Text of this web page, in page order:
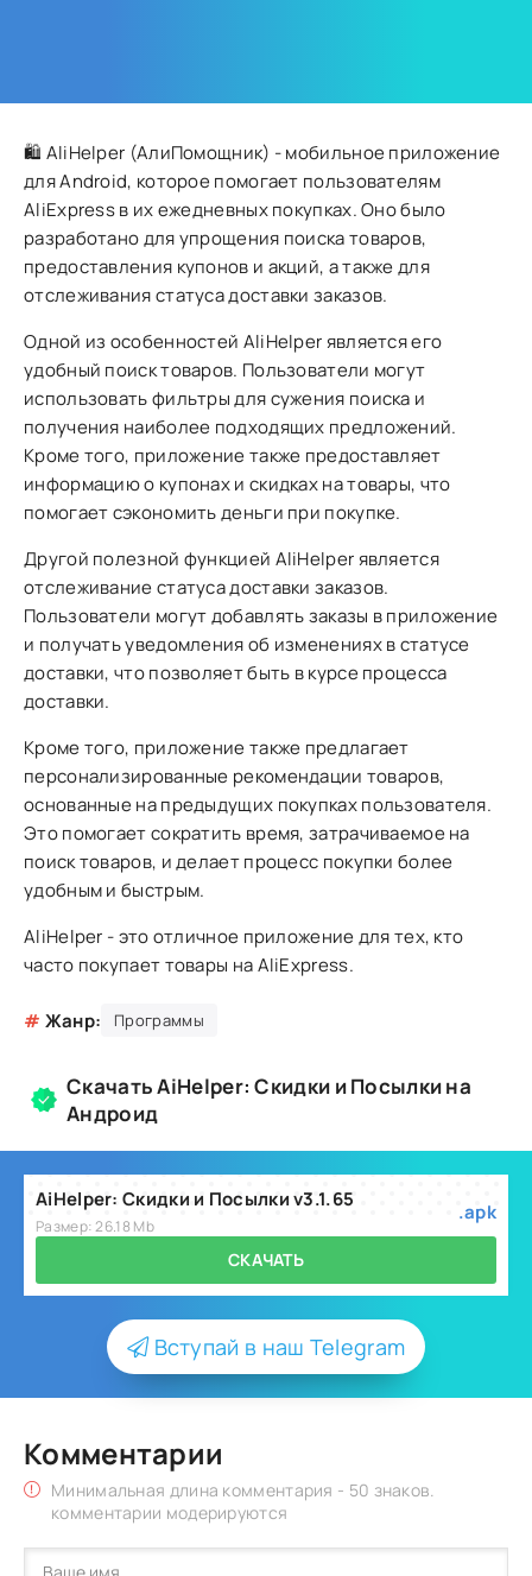
🛍 AliHelper (АлиПомощник) - мобильное приложение
для Android, которое помогает пользователям
AliExpress в их ежедневных покупках. Оно было
разработано для упрощения поиска товаров,
предоставления купонов и акций, а также для
отслеживания статуса доставки заказов.
Одной из особенностей AliHelper является его
удобный поиск товаров. Пользователи могут
использовать фильтры для сужения поиска и
получения наиболее подходящих предложений.
Кроме того, приложение также предоставляет
информацию о купонах и скидках на товары, что
помогает сэкономить деньги при покупке.
Другой полезной функцией AliHelper является
отслеживание статуса доставки заказов.
Пользователи могут добавлять заказы в приложение
и получать уведомления об изменениях в статусе
доставки, что позволяет быть в курсе процесса
доставки.
Кроме того, приложение также предлагает
персонализированные рекомендации товаров,
основанные на предыдущих покупках пользователя.
Это помогает сократить время, затрачиваемое на
поиск товаров, и делает процесс покупки более
удобным и быстрым.
AliHelper - это отличное приложение для тех, кто
часто покупает товары на AliExpress.
# Жанр: Программы
Скачать AiHelper: Скидки и Посылки на
Андроид
AiHelper: Скидки и Посылки v3.1.65
Размер: 26.18 Mb
.apk
СКАЧАТЬ
Вступай в наш Telegram
Комментарии
Минимальная длина комментария - 50 знаков.
комментарии модерируются